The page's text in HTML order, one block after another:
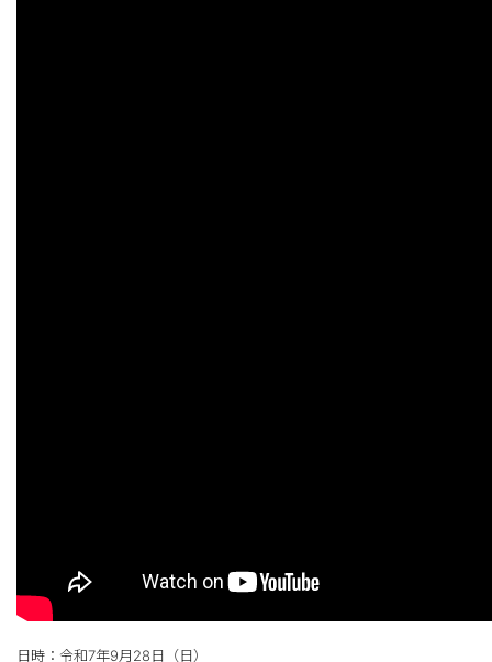
日時：令和7年9月28日（日）